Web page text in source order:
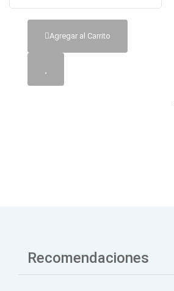
Agregar al Carrito
Recomendaciones